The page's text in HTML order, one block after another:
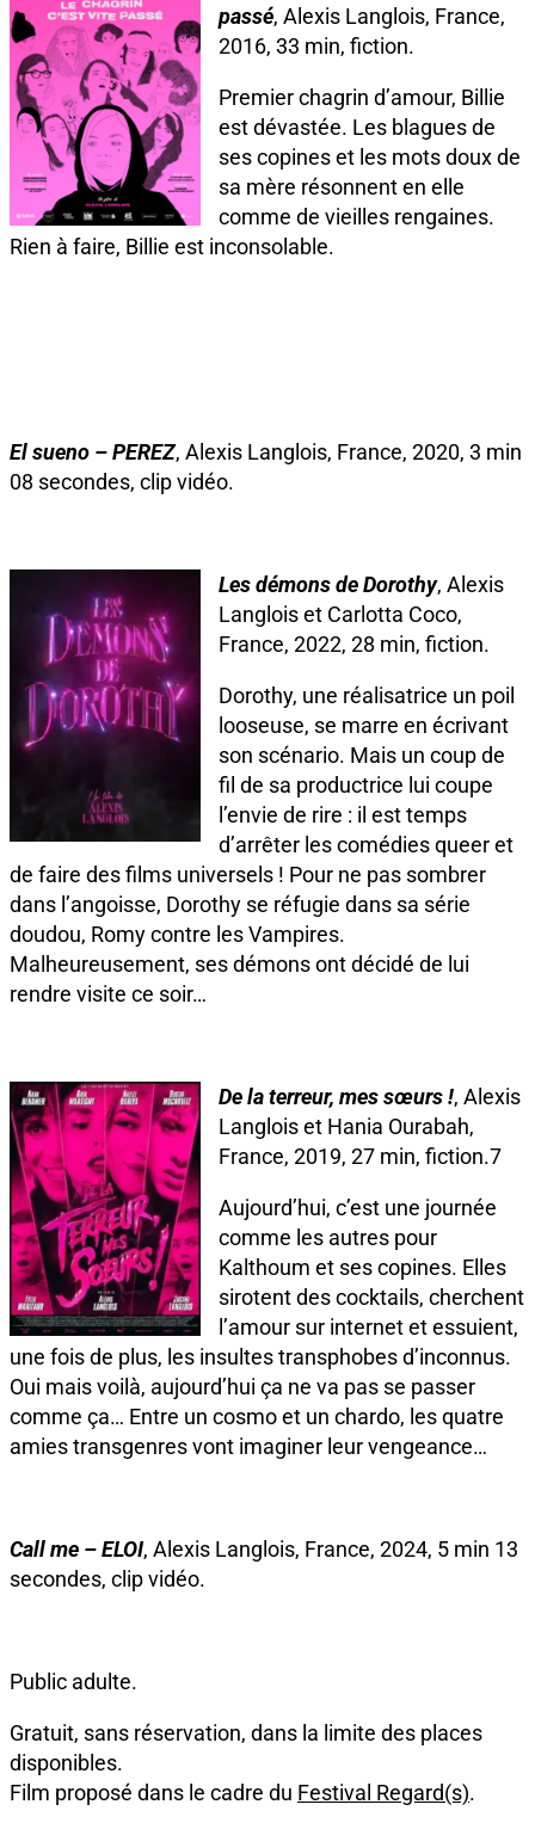
passé, Alexis Langlois, France,
2016, 33 min, fiction.
Premier chagrin d’amour, Billie
est dévastée. Les blagues de
ses copines et les mots doux de
sa mère résonnent en elle
comme de vieilles rengaines.
Rien à faire, Billie est inconsolable.
El sueno – PEREZ, Alexis Langlois, France, 2020, 3 min
08 secondes, clip vidéo.
Les démons de Dorothy, Alexis
Langlois et Carlotta Coco,
France, 2022, 28 min, fiction.
Dorothy, une réalisatrice un poil
looseuse, se marre en écrivant
son scénario. Mais un coup de
fil de sa productrice lui coupe
l’envie de rire : il est temps
d’arrêter les comédies queer et
de faire des films universels ! Pour ne pas sombrer
dans l’angoisse, Dorothy se réfugie dans sa série
doudou, Romy contre les Vampires.
Malheureusement, ses démons ont décidé de lui
rendre visite ce soir…
De la terreur, mes sœurs !, Alexis
Langlois et Hania Ourabah,
France, 2019, 27 min, fiction.7
Aujourd’hui, c’est une journée
comme les autres pour
Kalthoum et ses copines. Elles
sirotent des cocktails, cherchent
l’amour sur internet et essuient,
une fois de plus, les insultes transphobes d’inconnus.
Oui mais voilà, aujourd’hui ça ne va pas se passer
comme ça… Entre un cosmo et un chardo, les quatre
amies transgenres vont imaginer leur vengeance…
Call me – ELOI, Alexis Langlois, France, 2024, 5 min 13
secondes, clip vidéo.
Public adulte.
Gratuit, sans réservation, dans la limite des places
disponibles.
Film proposé dans le cadre du Festival Regard(s).